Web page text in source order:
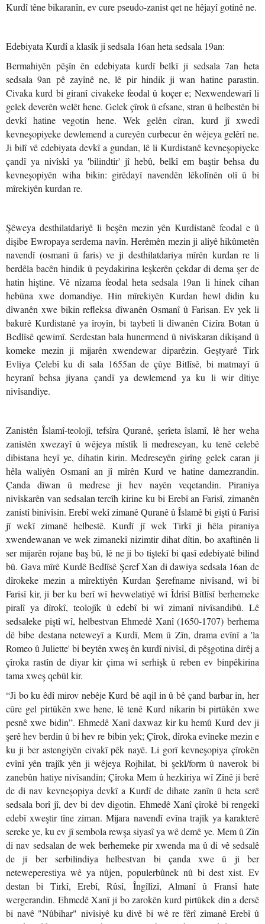
Kurdî têne bikaranîn, ev cure pseudo-zanist qet ne hêjayî gotinê ne.
Edebiyata Kurdî a klasîk ji sedsala 16an heta sedsala 19an:
Bermahiyên pêşîn ên edebiyata kurdî belkî ji sedsala 7an heta
sedsala 9an pê zayînê ne, lê pir hindik ji wan hatine parastin.
Civaka kurd bi giranî civakeke feodal û koçer e; Nexwendewarî li
gelek deverên welêt hene. Gelek çîrok û efsane, stran û helbestên bi
devkî hatine vegotin hene. Wek gelên cîran, kurd jî xwedî
kevneşopiyeke dewlemend a cureyên curbecur ên wêjeya gelêrî ne.
Ji bilî vê edebiyata devkî a gundan, lê li Kurdistanê kevneşopiyeke
çandî ya nivîskî ya 'bilindtir' jî hebû, belkî em baştir behsa du
kevneşopiyên wiha bikin: girêdayî navendên lêkolînên olî û bi
mîrekiyên kurdan re.
Şêweya desthilatdariyê li beşên mezin yên Kurdistanê feodal e û
dişibe Ewropaya serdema navîn. Herêmên mezin ji aliyê hikûmetên
navendî (osmanî û faris) ve ji desthilatdariya mîrên kurdan re li
berdêla bacên hindik û peydakirina leşkerên çekdar di dema şer de
hatin hiştine. Vê nîzama feodal heta sedsala 19an li hinek cihan
hebûna xwe domandiye. Hin mîrekiyên Kurdan hewl didin ku
dîwanên xwe bikin refleksa dîwanên Osmanî û Farisan. Ev yek li
bakurê Kurdistanê ya îroyîn, bi taybetî li dîwanên Cizîra Botan û
Bedlîsê qewimî. Serdestan bala hunermend û nivîskaran dikişand û
komeke mezin ji mijarên xwendewar diparêzin. Geştyarê Tirk
Evliya Çelebî ku di sala 1655an de çûye Bitlîsê, bi matmayî û
heyranî behsa jiyana çandî ya dewlemend ya ku li wir dîtiye
nivîsandiye.
Zanistên Îslamî-teolojî, tefsîra Quranê, şerîeta îslamî, lê her weha
zanistên xwezayî û wêjeya mîstîk li medreseyan, ku tenê celebê
dibistana heyî ye, dihatin kirin. Medreseyên girîng gelek caran ji
hêla waliyên Osmanî an jî mîrên Kurd ve hatine damezrandin.
Çanda dîwan û medrese ji hev nayên veqetandin. Piraniya
nivîskarên van sedsalan tercîh kirine ku bi Erebî an Farisî, zimanên
zanistî binivîsin. Erebî wekî zimanê Quranê û Îslamê bi giştî û Farisî
jî wekî zimanê helbestê. Kurdî jî wek Tirkî ji hêla piraniya
xwendewanan ve wek zimanekî nizimtir dihat dîtin, bo axaftinên li
ser mijarên rojane baş bû, lê ne ji bo tiştekî bi qasî edebiyatê bilind
bû. Gava mîrê Kurdê Bedlîsê Şeref Xan di dawiya sedsala 16an de
dîrokeke mezin a mîrektiyên Kurdan Şerefname nivîsand, wî bi
Farisî kir, ji ber ku berî wî hevwelatiyê wî Îdrîsî Bîtlîsî berhemeke
piralî ya dîrokî, teolojîk û edebî bi wî zimanî nivîsandibû. Lê
sedsaleke piştî wî, helbestvan Ehmedê Xanî (1650-1707) berhema
dê bibe destana neteweyî a Kurdî, Mem û Zîn, drama evînî a 'la
Romeo û Juliette' bi beytên xweş ên kurdî nivîsî, di pêşgotina dirêj a
çîroka rastîn de diyar kir çima wî serhişk û reben ev binpêkirina
tama xweş qebûl kir.
“Ji bo ku êdî mirov nebêje Kurd bê aqil in û bê çand barbar in, her
cûre gel pirtûkên xwe hene, lê tenê Kurd nikarin bi pirtûkên xwe
pesnê xwe bidin”. Ehmedê Xanî daxwaz kir ku hemû Kurd dev ji
şerê hev berdin û bi hev re bibin yek; Çîrok, dîroka evîneke mezin e
ku ji ber astengiyên civakî pêk nayê. Li gorî kevneşopiya çîrokên
evînî yên trajîk yên ji wêjeya Rojhilat, bi şekl/form û naverok bi
zanebûn hatiye nivîsandin; Çîroka Mem û hezkiriya wî Zînê ji berê
de di nav kevneşopiya devkî a Kurdî de dihate zanîn û heta serê
sedsala borî jî, dev bi dev digotin. Ehmedê Xanî çîrokê bi rengekî
edebî xweştir tîne ziman. Mijara navendî evîna trajîk ya karakterê
sereke ye, ku ev jî sembola rewşa siyasî ya wê demê ye. Mem û Zîn
di nav sedsalan de wek berhemeke pir xwenda ma û di vê sedsalê
de ji ber serbilindiya helbestvan bi çanda xwe û ji ber
neteweperestiya wê ya nûjen, populerbûnek nû bi dest xist. Ev
destan bi Tirkî, Erebî, Rûsî, Îngîlîzî, Almanî û Fransî hate
wergerandin. Ehmedê Xanî ji bo zarokên kurd pirtûkek din a dersê
bi navê "Nûbihar" nivîsiyê ku divê bi wê re fêrî zimanê Erebî û